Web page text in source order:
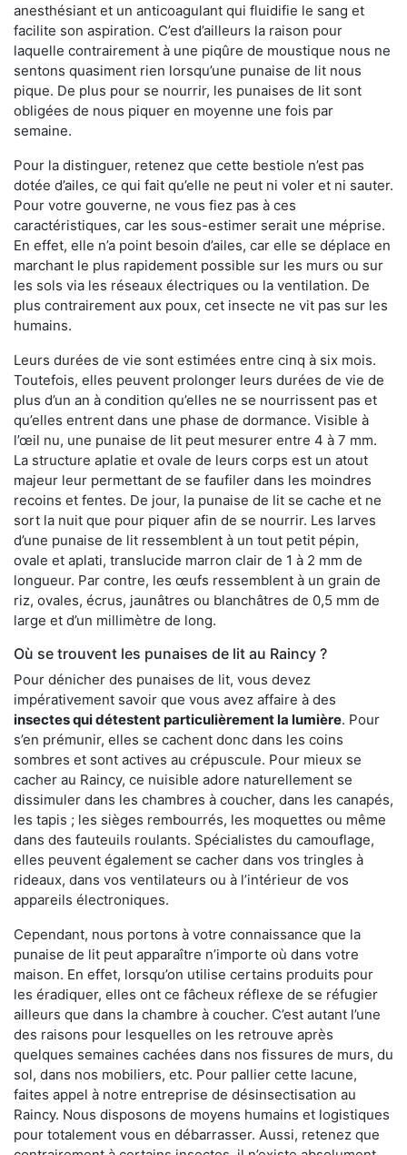
anesthésiant et un anticoagulant qui fluidifie le sang et
facilite son aspiration. C’est d’ailleurs la raison pour
laquelle contrairement à une piqûre de moustique nous ne
sentons quasiment rien lorsqu’une punaise de lit nous
pique. De plus pour se nourrir, les punaises de lit sont
obligées de nous piquer en moyenne une fois par
semaine.
Pour la distinguer, retenez que cette bestiole n’est pas
dotée d’ailes, ce qui fait qu’elle ne peut ni voler et ni sauter.
Pour votre gouverne, ne vous fiez pas à ces
caractéristiques, car les sous-estimer serait une méprise.
En effet, elle n’a point besoin d’ailes, car elle se déplace en
marchant le plus rapidement possible sur les murs ou sur
les sols via les réseaux électriques ou la ventilation. De
plus contrairement aux poux, cet insecte ne vit pas sur les
humains.
Leurs durées de vie sont estimées entre cinq à six mois.
Toutefois, elles peuvent prolonger leurs durées de vie de
plus d’un an à condition qu’elles ne se nourrissent pas et
qu’elles entrent dans une phase de dormance. Visible à
l’œil nu, une punaise de lit peut mesurer entre 4 à 7 mm.
La structure aplatie et ovale de leurs corps est un atout
majeur leur permettant de se faufiler dans les moindres
recoins et fentes. De jour, la punaise de lit se cache et ne
sort la nuit que pour piquer afin de se nourrir. Les larves
d’une punaise de lit ressemblent à un tout petit pépin,
ovale et aplati, translucide marron clair de 1 à 2 mm de
longueur. Par contre, les œufs ressemblent à un grain de
riz, ovales, écrus, jaunâtres ou blanchâtres de 0,5 mm de
large et d’un millimètre de long.
Où se trouvent les punaises de lit au Raincy ?
Pour dénicher des punaises de lit, vous devez
impérativement savoir que vous avez affaire à des
insectes qui détestent particulièrement la lumière. Pour
s’en prémunir, elles se cachent donc dans les coins
sombres et sont actives au crépuscule. Pour mieux se
cacher au Raincy, ce nuisible adore naturellement se
dissimuler dans les chambres à coucher, dans les canapés,
les tapis ; les sièges rembourrés, les moquettes ou même
dans des fauteuils roulants. Spécialistes du camouflage,
elles peuvent également se cacher dans vos tringles à
rideaux, dans vos ventilateurs ou à l’intérieur de vos
appareils électroniques.
Cependant, nous portons à votre connaissance que la
punaise de lit peut apparaître n’importe où dans votre
maison. En effet, lorsqu’on utilise certains produits pour
les éradiquer, elles ont ce fâcheux réflexe de se réfugier
ailleurs que dans la chambre à coucher. C’est autant l’une
des raisons pour lesquelles on les retrouve après
quelques semaines cachées dans nos fissures de murs, du
sol, dans nos mobiliers, etc. Pour pallier cette lacune,
faites appel à notre entreprise de désinsectisation au
Raincy. Nous disposons de moyens humains et logistiques
pour totalement vous en débarrasser. Aussi, retenez que